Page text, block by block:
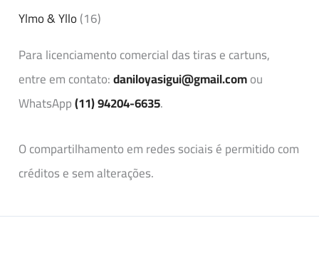
Ylmo & Yllo(16)
Para licenciamento comercial das tiras e cartuns,
entre em contato:daniloyasigui@gmail.comou
WhatsApp(11) 94204-6635.
O compartilhamento em redes sociais é permitido com
créditos e sem alterações.